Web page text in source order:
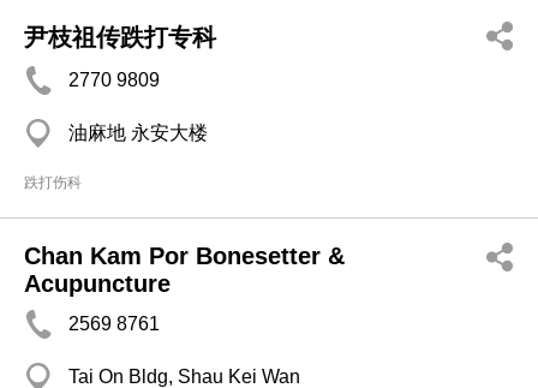
尹枝祖传跌打专科
2770 9809
油麻地 永安大楼
跌打伤科
Chan Kam Por Bonesetter &
Acupuncture
2569 8761
Tai On Bldg, Shau Kei Wan